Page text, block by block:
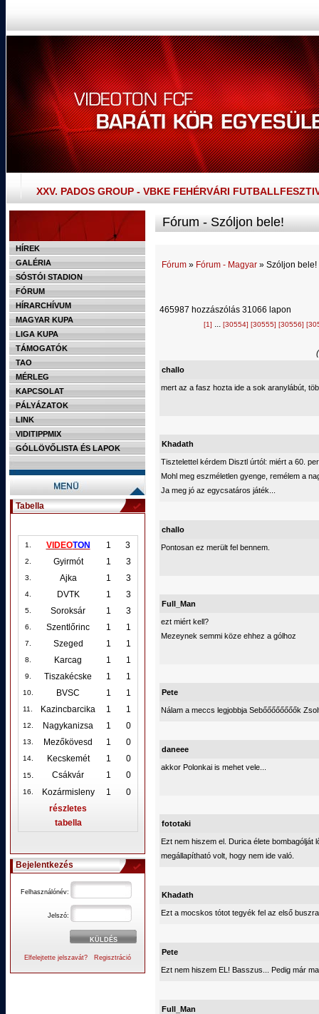
XXV. PADOS GROUP - VBKE FEHÉRVÁRI
HÍREK
GALÉRIA
SÓSTÓI STADION
FÓRUM
HÍRARCHÍVUM
MAGYAR KUPA
LIGA KUPA
TÁMOGATÓK
TAO
MÉRLEG
KAPCSOLAT
PÁLYÁZATOK
LINK
VIDITIPPMIX
GÓLLÖVŐLISTA ÉS LAPOK
Tabella
1. VIDEOTON 1 3
2. Gyirmót 1 3
3. Ajka 1 3
4. DVTK 1 3
5. Soroksár 1 3
6. Szentlőrinc 1 1
7. Szeged 1 1
8. Karcag 1 1
9. Tiszakécske 1 1
10. BVSC 1 1
11. Kazincbarcika 1 1
12. Nagykanizsa 1 0
13. Mezőkövesd 1 0
14. Kecskemét 1 0
15. Csákvár 1 0
16. Kozármisleny 1
0
részletes
tabella
Bejelentkezés
Felhasználónév:
Jelszó:
Elfelejtette jelszavát? Regisztráció
Fórum - Szóljon bele!
Fórum » Fórum - Magyar » Szóljon bele!
465987 hozzászólás 31066 lapon
[1] ... [30554] [30555] [30556]
challo
mert az a fasz hozta ide a sok aranylábút,
Khadath
Tisztelettel kérdem Disztl úrtól: miért a 60.
Mohl meg eszméletlen gyenge, remélem a
Ja meg jó az egycsatáros játék...
challo
Pontosan ez merült fel bennem.
Full_Man
ezt miért kell?
Mezeynek semmi köze ehhez a gólhoz
Pete
Nálam a meccs legjobbja Sebőőőőőőőők
daneee
akkor Polonkai is mehet vele...
fototaki
Ezt nem hiszem el. Durica élete bombagólját
megállapítható volt, hogy nem ide való.
Khadath
Ezt a mocskos tótot tegyék fel az első
Pete
Ezt nem hiszem EL! Basszus... Pedig már
Full_Man